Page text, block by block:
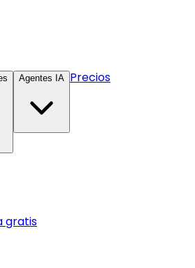
Agentes IA Precios
gratis